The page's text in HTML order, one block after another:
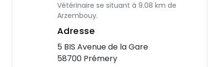
Vétérinaire se situant à 9.08 km de
Arzembouy.
Adresse
5 BIS Avenue de la Gare
58700 Prémery